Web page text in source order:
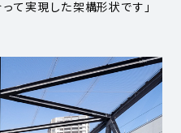
て実現した架構形状です」